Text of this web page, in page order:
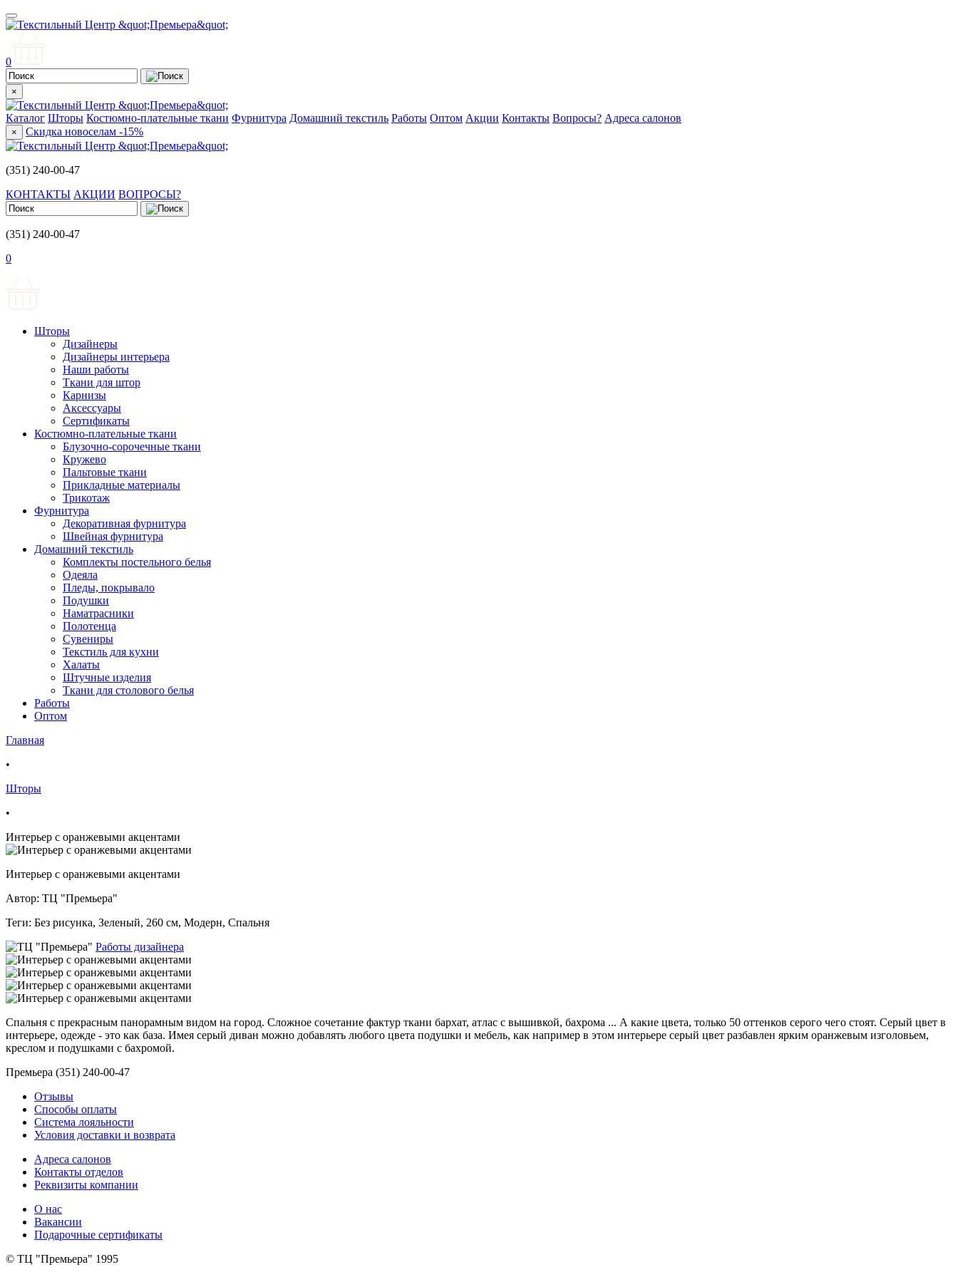
0
×
Каталог Шторы Костюмно-плательные ткани Фурнитура Домашний текстиль Работы Оптом Акции Контакты Вопросы? Адреса салонов
× Скидка новоселам -15%
(351) 240-00-47
КОНТАКТЫ АКЦИИ ВОПРОСЫ?
(351) 240-00-47
0
Шторы
Дизайнеры
Дизайнеры интерьера
Наши работы
Ткани для штор
Карнизы
Аксессуары
Сертификаты
Костюмно-плательные ткани
Блузочно-сорочечные ткани
Кружево
Пальтовые ткани
Прикладные материалы
Трикотаж
Фурнитура
Декоративная фурнитура
Швейная фурнитура
Домашний текстиль
Комплекты постельного белья
Одеяла
Пледы, покрывало
Подушки
Наматрасники
Полотенца
Сувениры
Текстиль для кухни
Халаты
Штучные изделия
Ткани для столового белья
Работы
Оптом
Главная
•
Шторы
•
Интерьер с оранжевыми акцентами
Интерьер с оранжевыми акцентами
Автор: ТЦ "Премьера"
Теги: Без рисунка, Зеленый, 260 см, Модерн, Спальня
Работы дизайнера
Спальня с прекрасным панорамным видом на город. Сложное сочетание фактур ткани бархат, атлас с вышивкой, бахрома ... А какие цвета, только 50 оттенков серого чего стоят. Серый цвет в
интерьере, одежде - это как база. Имея серый диван можно добавлять любого цвета подушки и мебель, как например в этом интерьере серый цвет разбавлен ярким оранжевым изголовьем,
креслом и подушками с бахромой.
Премьера (351) 240-00-47
Отзывы
Способы оплаты
Система лояльности
Условия доставки и возврата
Адреса салонов
Контакты отделов
Реквизиты компании
О нас
Вакансии
Подарочные сертификаты
© ТЦ "Премьера" 1995